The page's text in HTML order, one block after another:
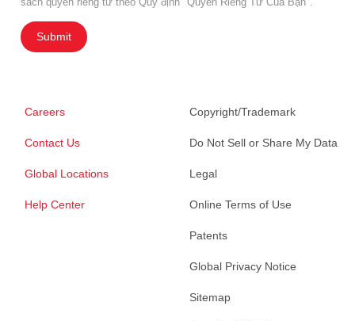
Submit
Careers
Contact Us
Global Locations
Help Center
Copyright/Trademark
Do Not Sell or Share My Data
Legal
Online Terms of Use
Patents
Global Privacy Notice
Sitemap